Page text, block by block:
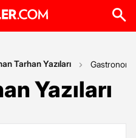
Tarhan Yazıları
Yazıları